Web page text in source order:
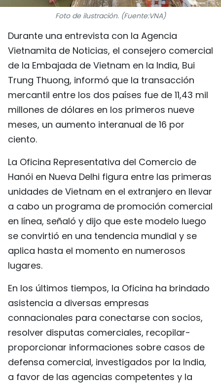
TIẾNG VIỆT
ENGLISH
中文
FRANÇAIS
Foto de ilustración. (Fuente:VNA)
Durante una entrevista con la Agencia
Vietnamita de Noticias, el consejero comercial
de la Embajada de Vietnam en la India, Bui
Trung Thuong, informó que la transacción
mercantil entre los dos países fue de 11,43 mil
millones de dólares en los primeros nueve
meses, un aumento interanual de 16 por
ciento.
La Oficina Representativa del Comercio de
Hanói en Nueva Delhi figura entre las primeras
unidades de Vietnam en el extranjero en llevar
a cabo un programa de promoción comercial
en línea, señaló y dijo que este modelo luego
se convirtió en una tendencia mundial y se
aplica hasta el momento en numerosos
lugares.
En los últimos tiempos, la Oficina ha brindado
asistencia a diversas empresas
connacionales para conectarse con socios,
resolver disputas comerciales, recopilar-
proporcionar informaciones sobre casos de
defensa comercial, investigados por la India,
a favor de las agencias competentes y la